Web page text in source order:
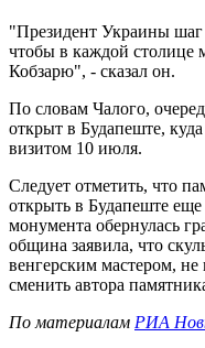
"Президент Украины
чтобы в каждой столице
Кобзарю", - сказал он.
По словам Чалого,
открыт в Будапеште,
визитом 10 июля.
Следует отметить, что
открыть в Будапеште еще
монумента обернулась
община заявила, что
венгерским мастером,
сменить автора
По материалам РИА